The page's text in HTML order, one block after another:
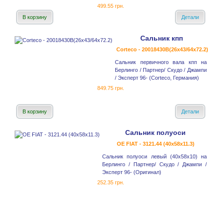
499.55 грн.
В корзину
Детали
Сальник кпп
Corteco - 20018430B(26x43/64x72.2)
Сальник первичного вала кпп на
Берлинго / Партнер/ Скудо / Джампи
/ Эксперт 96- (Corteco, Германия)
849.75 грн.
В корзину Детали
Сальник полуоси
OE FIAT - 3121.44 (40x58x11.3)
Сальник полуоси левый (40x58x10) на
Берлинго / Партнер/ Скудо / Джампи /
Эксперт 96- (Оригинал)
252.35 грн.